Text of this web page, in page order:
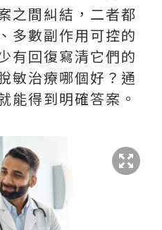
之間糾結，二者都
多數副作用可控的
有回復寫清它們的
敏治療哪個好？通
能得到明確答案。